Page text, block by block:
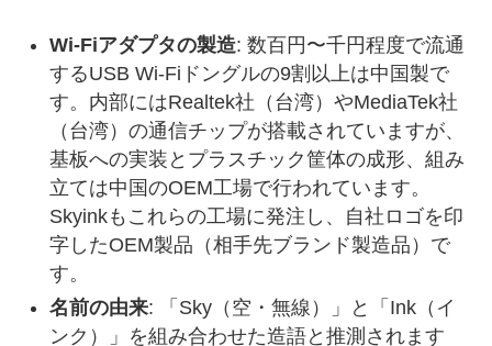
Wi-Fiアダプタの製造: 数百円〜千円程度で流通
するUSB Wi-Fiドングルの9割以上は中国製で
す。内部にはRealtek社（台湾）やMediaTek社
（台湾）の通信チップが搭載されていますが、
基板への実装とプラスチック筐体の成形、組み
立ては中国のOEM工場で行われています。
Skyinkもこれらの工場に発注し、自社ロゴを印
字したOEM製品（相手先ブランド製造品）で
す。
名前の由来: 「Sky（空・無線）」と「Ink（イ
ンク）」を組み合わせた造語と推測されます